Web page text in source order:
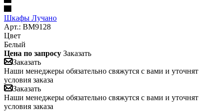
Шкафы Лучано
Арт.: BM9128
Цвет
Белый
Цена по запросу Заказать
Заказать
Наши менеджеры обязательно свяжутся с вами и уточнят
условия заказа
Заказать
Наши менеджеры обязательно свяжутся с вами и уточнят
условия заказа